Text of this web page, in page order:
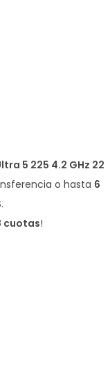
5 225 4.2 GHz 22
o hasta 6
.
cuotas!